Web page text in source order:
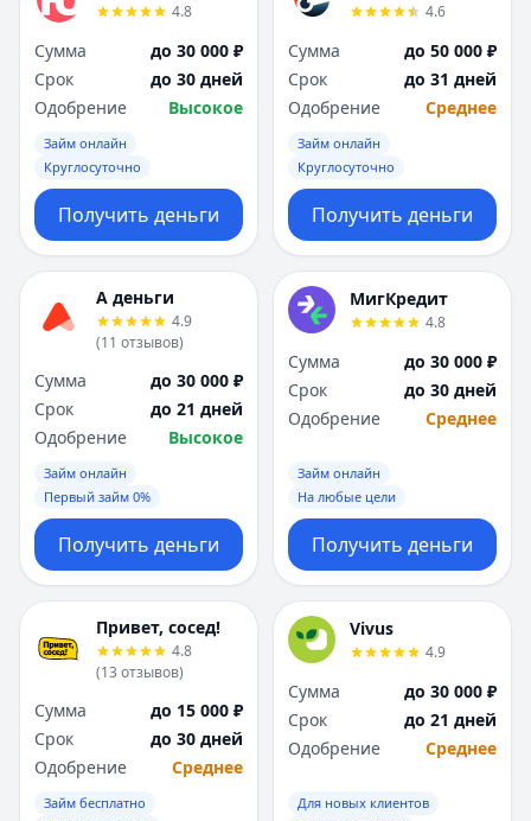
4.8
Сумма
до 30 000 ₽
Срок
до 30 дней
Одобрение
Высокое
Займ онлайн
Круглосуточно
Получить деньги
4.6
Сумма
до 50 000 ₽
Срок
до 31 дней
Одобрение
Среднее
Займ онлайн
Круглосуточно
Получить деньги
А деньги
4.9
(11 отзывов)
Сумма
до 30 000 ₽
Срок
до 21 дней
Одобрение
Высокое
Займ онлайн
Первый займ 0%
Получить деньги
МигКредит
4.8
Сумма
до 30 000 ₽
Срок
до 30 дней
Одобрение
Среднее
Займ онлайн
На любые цели
Получить деньги
Привет, сосед!
4.8
(13 отзывов)
Сумма
до 15 000 ₽
Срок
до 30 дней
Одобрение
Среднее
Займ бесплатно
Vivus
4.9
Сумма
до 30 000 ₽
Срок
до 21 дней
Одобрение
Среднее
Для новых клиентов